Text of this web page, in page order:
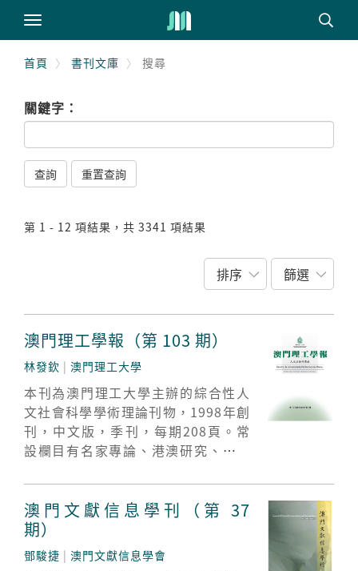
首頁 書刊文庫 搜尋
關鍵字：
查詢 重置查詢
第 1 - 12 項結果，共 3341 項結果
排序 篩選
澳門理工學報（第 103 期）
林發欽 | 澳門理工大學
本刊為澳門理工大學主辦的綜合性人
文社會科學學術理論刊物，1998年創
刊，中文版，季刊，每期208頁。常
設欄目有名家專論、港澳研究、總編
譯、歷史研究等。現為中文社會科學
引文索引（CSSCI）來源期刊、“全
國高校權威社科期刊”、全國高校人
文社科核心期刊。
澳門文獻信息學刊（第 37
期）
鄧駿捷 | 澳門文獻信息學會